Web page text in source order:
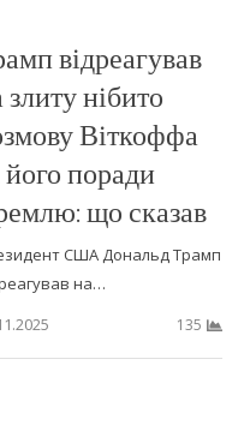
відреагував
злиту нібито
Віткоффа
його поради
що сказав
США Дональд Трамп
на…
135